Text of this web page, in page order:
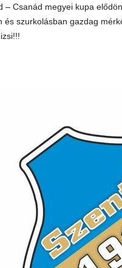
– Csanád megyei kupa
és szurkolásban gazdag